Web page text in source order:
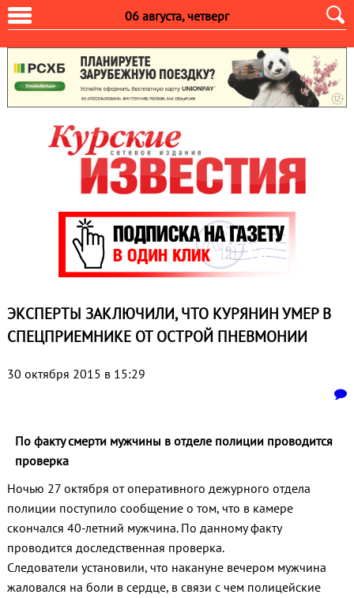
06 августа, четверг
ЭКСПЕРТЫ ЗАКЛЮЧИЛИ, ЧТО КУРЯНИН УМЕР В
СПЕЦПРИЕМНИКЕ ОТ ОСТРОЙ ПНЕВМОНИИ
30 октября 2015 в 15:29
По факту смерти мужчины в отделе полиции проводится
проверка
Ночью 27 октября от оперативного дежурного отдела
полиции поступило сообщение о том, что в камере
скончался 40-летний мужчина. По данному факту
проводится доследственная проверка.
Следователи установили, что накануне вечером мужчина
жаловался на боли в сердце, в связи с чем полицейские